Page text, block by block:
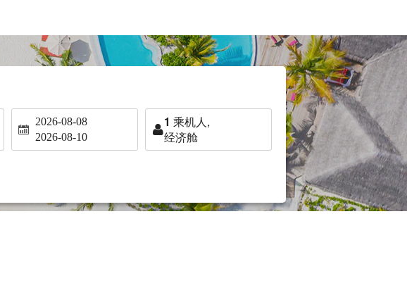
2026-08-08
2026-08-10
1 乘机人,
经济舱